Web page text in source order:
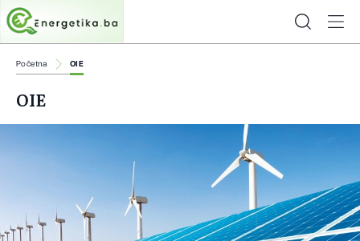
Početna OIE
OIE